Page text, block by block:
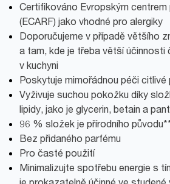
Certifikováno Evropským centrem
(ECARF) jako vhodné pro alergiky
Doporučujeme v případě většího
a tam, kde je třeba větší účinnosti
v kuchyni
Poskytuje mimořádnou péči
Vyživuje suchou pokožku díky
lipidy, jako je glycerin, betain a
96 % složek je přírodního
Bez přidaného parfému
Pro časté použití
Minimalizujte spotřebu energie s